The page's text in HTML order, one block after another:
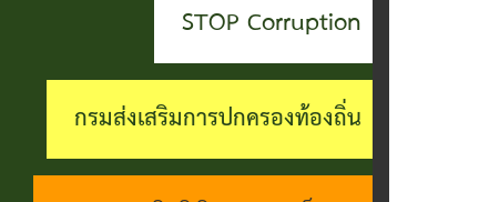
ตรวจ
สอบ
ราย
สาธารณสุข
และสิ่ง
แวดล้อม
ที่น่า
ช่อง
ทางการ
รับฟัง
STOP Corruption
กรมส่งเสริมการปกครองท้องถิ่น